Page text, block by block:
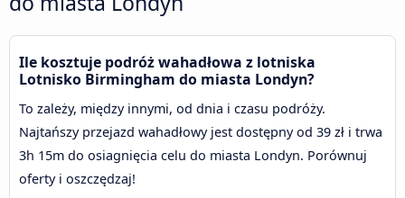
Ile kosztuje podróż wahadłowa z lotniska
Lotnisko Birmingham do miasta Londyn?
To zależy, między innymi, od dnia i czasu podróży.
Najtańszy przejazd wahadłowy jest dostępny od 39 zł i trwa
3h 15m do osiagnięcia celu do miasta Londyn. Porównuj
oferty i oszczędzaj!